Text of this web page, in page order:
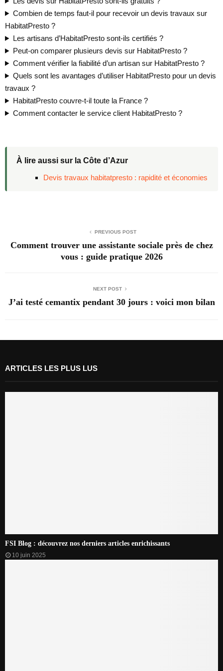
Combien de temps faut-il pour recevoir un devis travaux sur
HabitatPresto ?
Les artisans d’HabitatPresto sont-ils certifiés ?
Peut-on comparer plusieurs devis sur HabitatPresto ?
Comment vérifier la fiabilité d’un artisan sur HabitatPresto ?
Quels sont les avantages d’utiliser HabitatPresto pour un devis
travaux ?
HabitatPresto couvre-t-il toute la France ?
Comment contacter le service client HabitatPresto ?
À lire aussi sur la Côte d’Azur
Devis travaux habitatpresto : rapidité et économies
PREVIOUS POST
Comment trouver une assistante sociale près de chez
vous : guide pratique 2026
NEXT POST
J’ai testé cemantix pendant 30 jours : voici mon bilan
ARTICLES LES PLUS LUS
FSI Blog : découvrez nos derniers articles enrichissants
10 juin 2025